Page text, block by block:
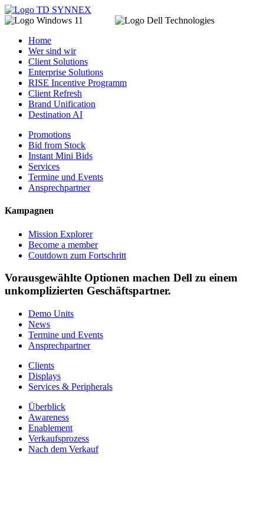
Home
Wer sind wir
Client Solutions
Enterprise Solutions
RISE Incentive Programm
Client Refresh
Brand Unification
Destination AI
Promotions
Bid from Stock
Instant Mini Bids
Services
Termine und Events
Ansprechpartner
Kampagnen
Mission Explorer
Become a member
Coutdown zum Fortschritt
Vorausgewählte Optionen machen Dell zu einem
unkomplizierten Geschäftspartner.
Demo Units
News
Termine und Events
Ansprechpartner
Clients
Displays
Services & Peripherals
Überblick
Awareness
Enablement
Verkaufsprozess
Nach dem Verkauf